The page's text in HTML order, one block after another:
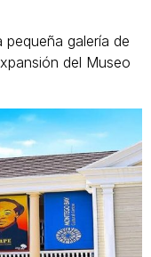
pequeña galería de
del Museo